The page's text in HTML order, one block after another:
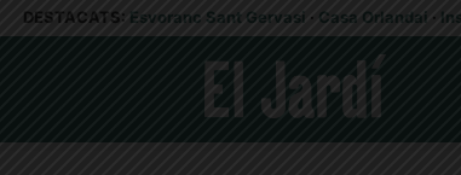
DESTACATS: Esvoranc Sant Gervasi · Casa Orlandai ·